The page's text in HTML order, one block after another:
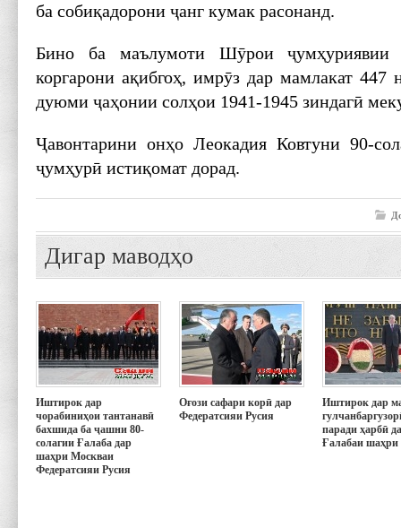
ба собиқадорони ҷанг кумак расонанд.
Бино ба маълумоти Шӯрои ҷумҳуриявии
коргарони ақибгоҳ, имрӯз дар мамлакат 447
дуюми ҷаҳонии солҳои 1941-1945 зиндагӣ
Ҷавонтарини онҳо Леокадия Ковтуни 90-
ҷумҳурӣ истиқомат дорад.
Дигар маводҳо
Иштирок дар
чорабиниҳои тантанавӣ
бахшида ба ҷашни 80-
солагии Ғалаба дар
шаҳри Москваи
Федератсияи Русия
Оғози сафари корӣ дар
Федератсияи Русия
Иштирок дар
паради ҳарбӣ
Ғалабаи